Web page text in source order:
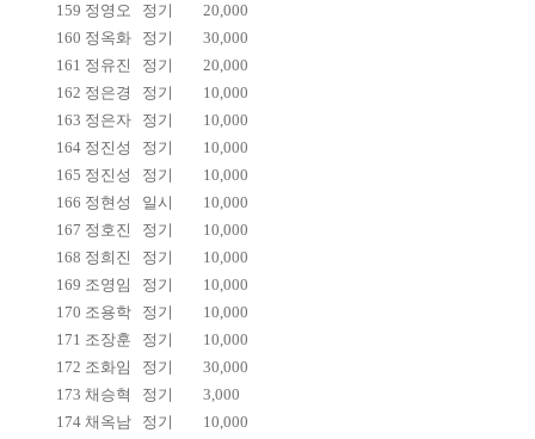
159 정영오 정기
20,000
160 정옥화 정기
30,000
161 정유진 정기
20,000
162 정은경 정기
10,000
163 정은자 정기
10,000
164 정진성 정기
10,000
165 정진성 정기
10,000
166 정현성 일시
10,000
167 정호진 정기
10,000
168 정희진 정기
10,000
169 조영임 정기
10,000
170 조용학 정기
10,000
171 조장훈 정기
10,000
172 조화임 정기
30,000
173 채승혁 정기
3,000
174 채옥남 정기
10,000